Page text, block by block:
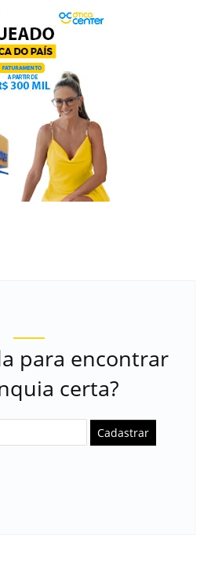
para encontrar
certa?
Cadastrar